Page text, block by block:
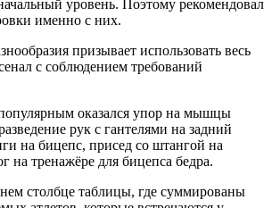
уровень. Поэтому рекомендовал
именно с них.
призывает использовать весь
с соблюдением требований
оказался упор на мышцы
рук с гантелями на задний
на бицепс, присед со штангой на
на тренажёре для бицепса бедра.
столбце таблицы, где суммированы